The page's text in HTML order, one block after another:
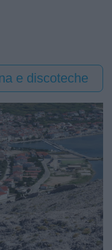
e discoteche